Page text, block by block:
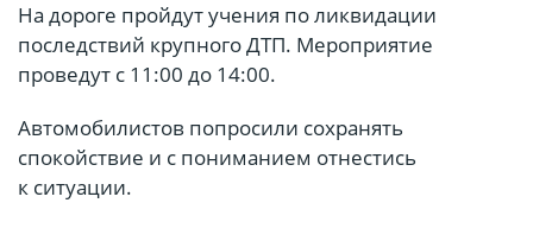
На дороге пройдут учения по ликвидации
последствий крупного ДТП. Мероприятие
проведут с 11:00 до 14:00.
Автомобилистов попросили сохранять
спокойствие и с пониманием отнестись
к ситуации.